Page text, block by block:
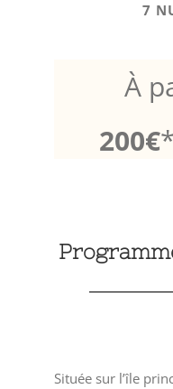
7
À
200€
Située sur l’île